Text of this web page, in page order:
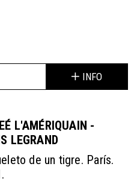
INFO
L'AMÉRIQUAIN -
LEGRAND
de un tigre. París.